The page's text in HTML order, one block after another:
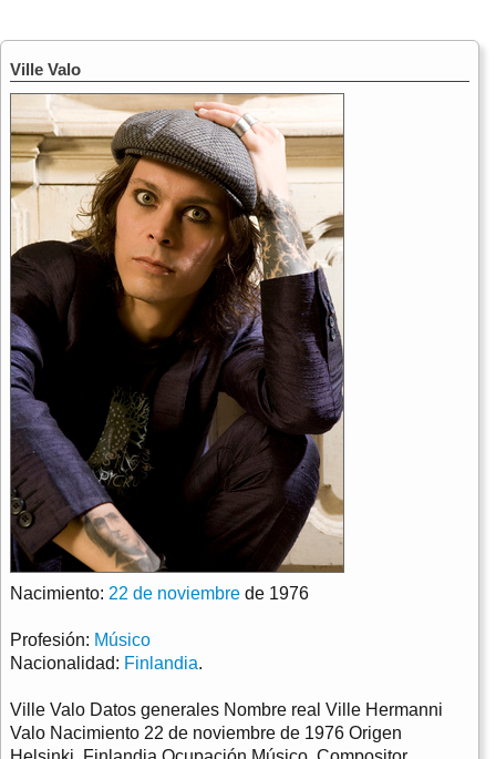
Ville Valo
Nacimiento: 22 de noviembre de 1976
Profesión: Músico
Nacionalidad: Finlandia.
Ville Valo Datos generales Nombre real Ville Hermanni
Valo Nacimiento 22 de noviembre de 1976 Origen